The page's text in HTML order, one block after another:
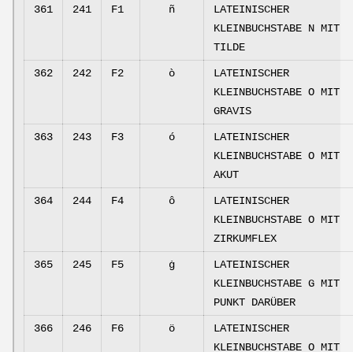
361 241 F1 ñ
LATEINISCHER
KLEINBUCHSTABE N MIT
TILDE
362 242 F2 ò
LATEINISCHER
KLEINBUCHSTABE O MIT
GRAVIS
363 243 F3 ó
LATEINISCHER
KLEINBUCHSTABE O MIT
AKUT
364 244 F4 ô
LATEINISCHER
KLEINBUCHSTABE O MIT
ZIRKUMFLEX
365 245 F5 ġ
LATEINISCHER
KLEINBUCHSTABE G MIT
PUNKT DARÜBER
366 246 F6 ö
LATEINISCHER
KLEINBUCHSTABE O MIT